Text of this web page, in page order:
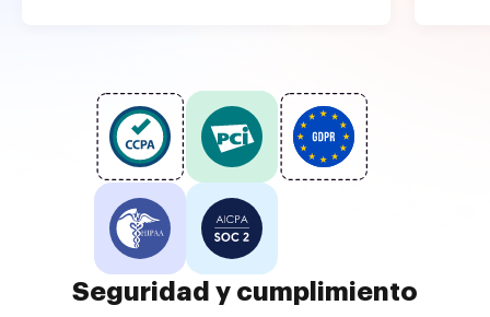
Seguridad y cumplimiento